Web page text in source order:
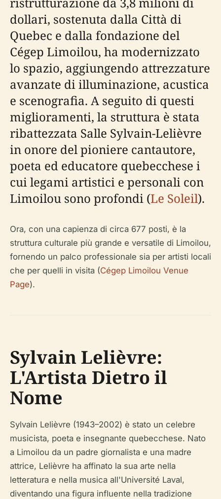
dollari, sostenuta dalla Città di
Quebec e dalla fondazione del
Cégep Limoilou, ha modernizzato
lo spazio, aggiungendo attrezzature
avanzate di illuminazione, acustica
e scenografia. A seguito di questi
miglioramenti, la struttura è stata
ribattezzata Salle Sylvain-Lelièvre
in onore del pioniere cantautore,
poeta ed educatore quebecchese i
cui legami artistici e personali con
Limoilou sono profondi (Le Soleil).
Ora, con una capienza di circa 677 posti, è la
struttura culturale più grande e versatile di Limoilou,
fornendo un palco professionale sia per artisti locali
che per quelli in visita (Cégep Limoilou Venue
Page).
Sylvain Lelièvre:
L'Artista Dietro il
Nome
Sylvain Lelièvre (1943–2002) è stato un celebre
musicista, poeta e insegnante quebecchese. Nato
a Limoilou da un padre giornalista e una madre
attrice, Lelièvre ha affinato la sua arte nella
letteratura e nella musica all'Université Laval,
diventando una figura influente nella tradizione